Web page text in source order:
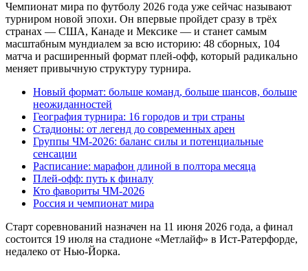
Чемпионат мира по футболу 2026 года уже сейчас называют
турниром новой эпохи. Он впервые пройдет сразу в трёх
странах — США, Канаде и Мексике — и станет самым
масштабным мундиалем за всю историю: 48 сборных, 104
матча и расширенный формат плей-офф, который радикально
меняет привычную структуру турнира.
Новый формат: больше команд, больше шансов, больше
неожиданностей
География турнира: 16 городов и три страны
Стадионы: от легенд до современных арен
Группы ЧМ-2026: баланс силы и потенциальные
сенсации
Расписание: марафон длиной в полтора месяца
Плей-офф: путь к финалу
Кто фавориты ЧМ-2026
Россия и чемпионат мира
Старт соревнований назначен на 11 июня 2026 года, а финал
состоится 19 июля на стадионе «Метлайф» в Ист-Ратерфорде,
недалеко от Нью-Йорка.